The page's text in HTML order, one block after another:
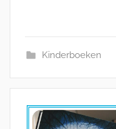
Kinderboeken